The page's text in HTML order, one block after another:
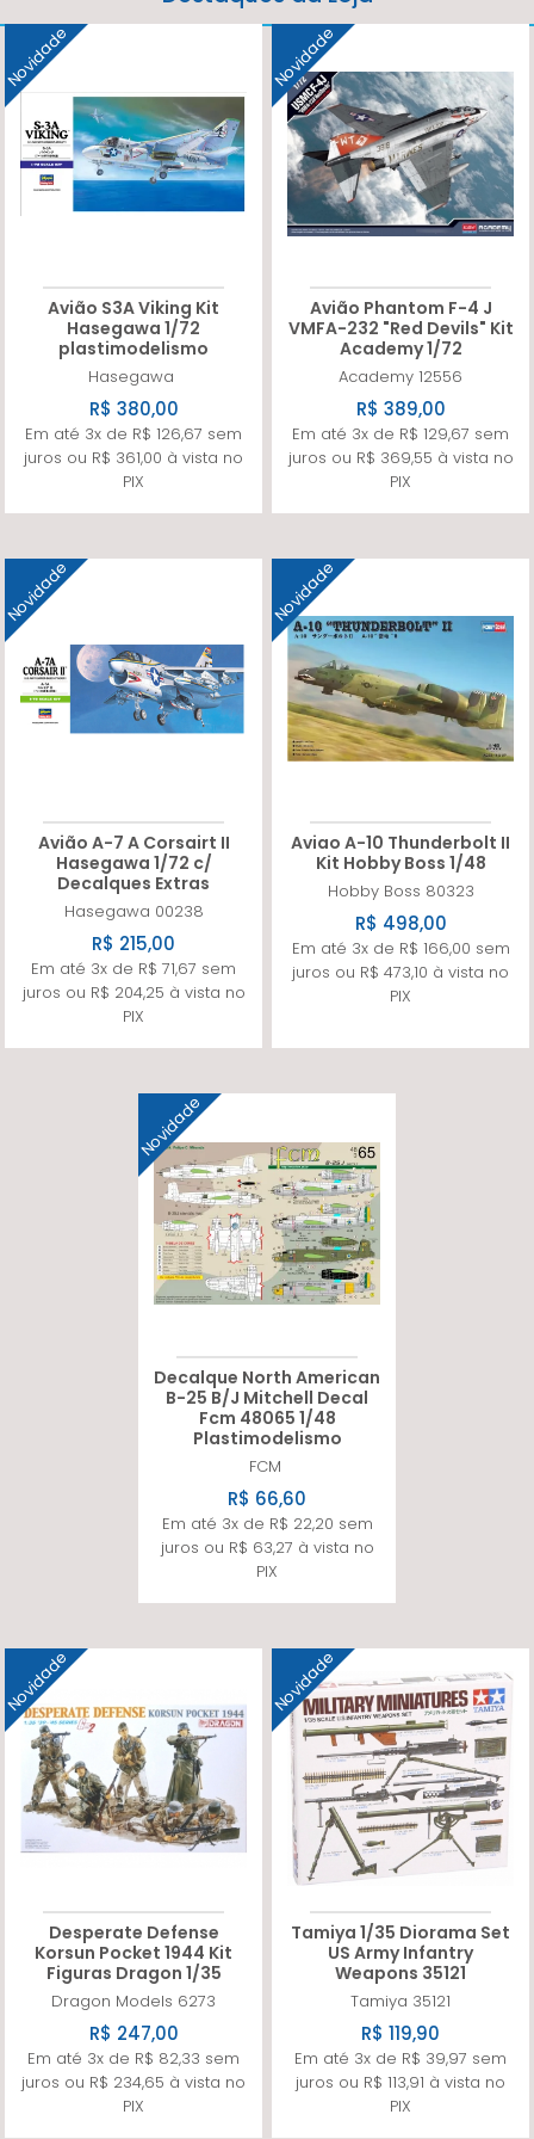
Novidade
Avião S3A Viking Kit
Hasegawa 1/72
plastimodelismo
Hasegawa
R$ 380,00
Em até 3x de R$ 126,67 sem
juros ou R$ 361,00 à vista no
PIX
Novidade
Avião Phantom F-4 J
VMFA-232 "Red Devils" Kit
Academy 1/72
Academy 12556
R$ 389,00
Em até 3x de R$ 129,67 sem
juros ou R$ 369,55 à vista no
PIX
Novidade
Avião A-7 A Corsairt II
Hasegawa 1/72 c/
Decalques Extras
Hasegawa 00238
R$ 215,00
Em até 3x de R$ 71,67 sem
juros ou R$ 204,25 à vista no
PIX
Novidade
Aviao A-10 Thunderbolt II
Kit Hobby Boss 1/48
Hobby Boss 80323
R$ 498,00
Em até 3x de R$ 166,00 sem
juros ou R$ 473,10 à vista no
PIX
Novidade
Decalque North American
B-25 B/J Mitchell Decal
Fcm 48065 1/48
Plastimodelismo
FCM
R$ 66,60
Em até 3x de R$ 22,20 sem
juros ou R$ 63,27 à vista no
PIX
Novidade
Desperate Defense
Korsun Pocket 1944 Kit
Figuras Dragon 1/35
Dragon Models 6273
R$ 247,00
Em até 3x de R$ 82,33 sem
juros ou R$ 234,65 à vista no
PIX
Novidade
Tamiya 1/35 Diorama Set
US Army Infantry
Weapons 35121
Tamiya 35121
R$ 119,90
Em até 3x de R$ 39,97 sem
juros ou R$ 113,91 à vista no
PIX